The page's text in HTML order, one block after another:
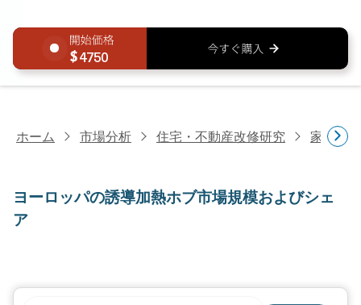
4750
ホーム 市場分析 住宅・不動産改修研究 家電研究
ヨーロッパの誘導加熱ホブ市場規模およびシェ
ア